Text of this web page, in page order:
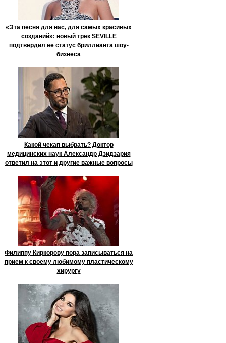
«Эта песня для нас, для самых красивых
созданий»: новый трек SEVILLE
подтвердил её статус бриллианта шоу-
бизнеса
Какой чекап выбрать? Доктор
медицинских наук Александр Дзидзария
ответил на этот и другие важные вопросы
Филиппу Киркорову пора записываться на
прием к своему любимому пластическому
хирургу